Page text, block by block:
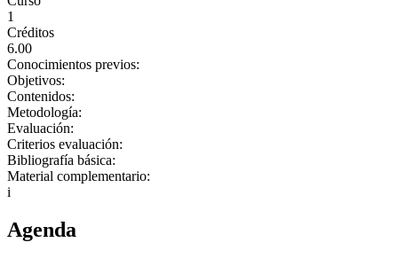
1
Créditos
6.00
Conocimientos previos:
Objetivos:
Contenidos:
Metodología:
Evaluación:
Criterios evaluación:
Bibliografía básica:
Material complementario:
i
Agenda